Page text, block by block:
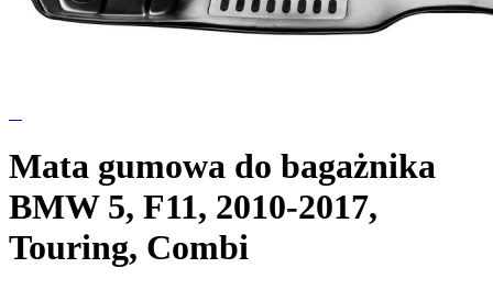
Mata gumowa do bagażnika
BMW 5, F11, 2010-2017,
Touring, Combi